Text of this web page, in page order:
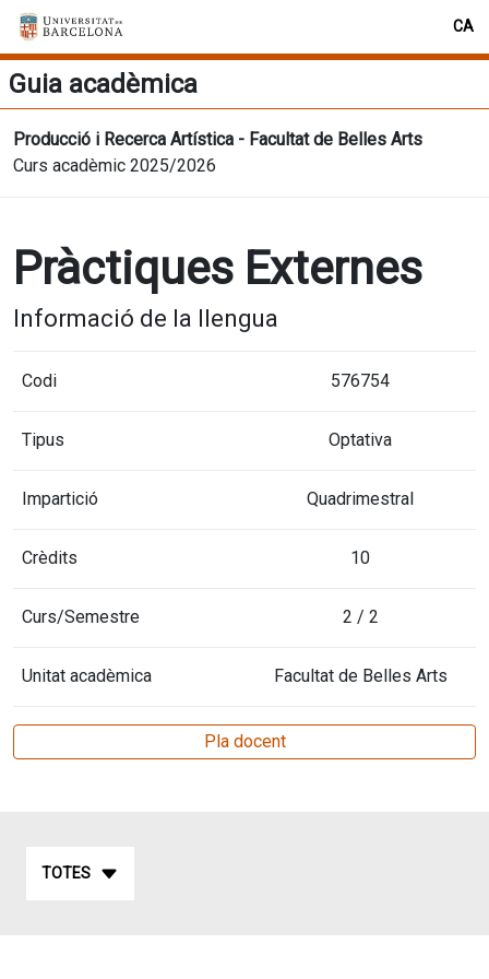
CA
Guia acadèmica
Producció i Recerca Artística - Facultat de Belles Arts
Curs acadèmic 2025/2026
Pràctiques Externes
Informació de la llengua
Codi 576754
Tipus Optativa
Impartició Quadrimestral
Crèdits 10
Curs/Semestre 2 / 2
Unitat acadèmica Facultat de Belles Arts
Pla docent
TOTES